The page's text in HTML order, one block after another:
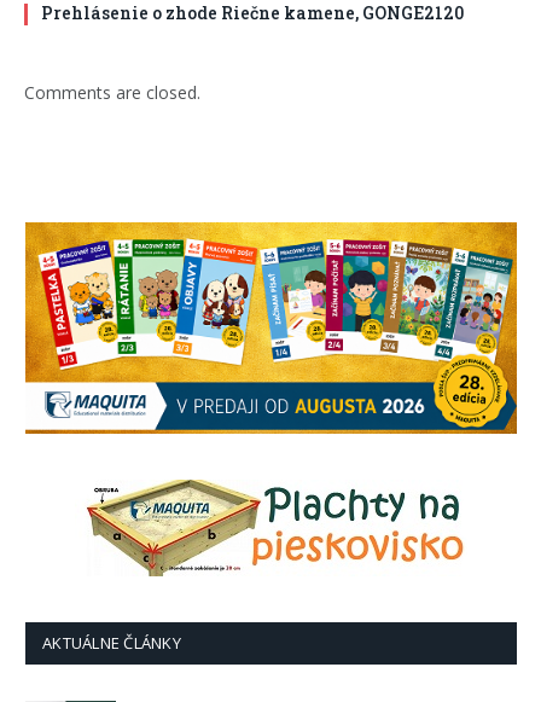
Prehlásenie o zhode Riečne kamene, GONGE2120
Comments are closed.
AKTUÁLNE ČLÁNKY